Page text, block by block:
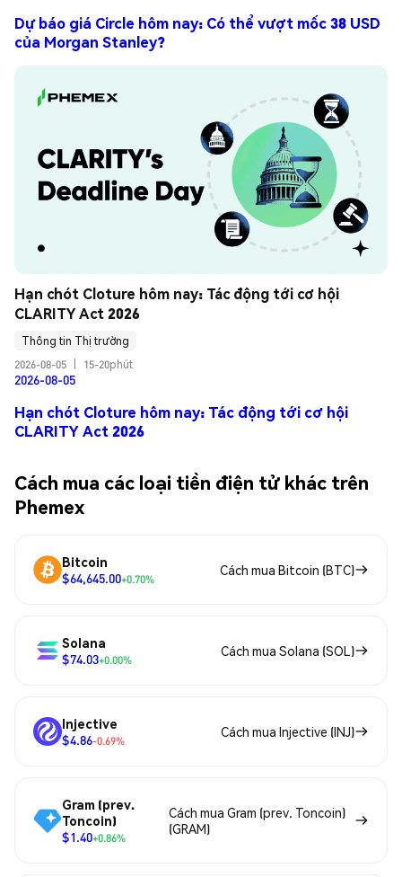
Dự báo giá Circle hôm nay: Có thể vượt mốc 38 USD
của Morgan Stanley?
Hạn chót Cloture hôm nay: Tác động tới cơ hội
CLARITY Act 2026
Thông tin Thị trường
2026-08-05
15-20phút
2026-08-05
Hạn chót Cloture hôm nay: Tác động tới cơ hội
CLARITY Act 2026
Cách mua các loại tiền điện tử khác trên
Phemex
Bitcoin
$64,645.00+0.70%
Cách mua Bitcoin (BTC)
Solana
$74.03+0.00%
Cách mua Solana (SOL)
Injective
$4.86-0.69%
Cách mua Injective (INJ)
Gram (prev.
Toncoin)
$1.40+0.86%
Cách mua Gram (prev. Toncoin)
(GRAM)